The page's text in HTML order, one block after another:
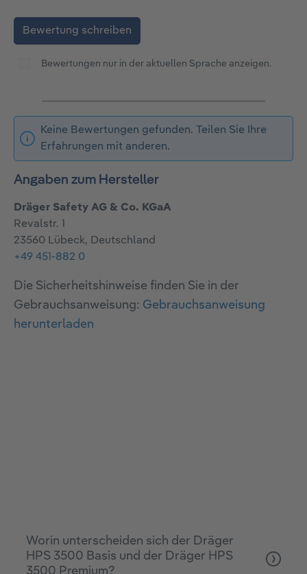
Bewertung schreiben
Bewertungen nur in der aktuellen Sprache anzeigen.
Keine Bewertungen gefunden. Teilen Sie Ihre
Erfahrungen mit anderen.
Angaben zum Hersteller
Dräger Safety AG & Co. KGaA
Revalstr. 1
23560 Lübeck, Deutschland
+49 451-882 0
Die Sicherheitshinweise finden Sie in der
Gebrauchsanweisung: Gebrauchsanweisung
herunterladen
Worin unterscheiden sich der Dräger
HPS 3500 Basis und der Dräger HPS
3500 Premium?